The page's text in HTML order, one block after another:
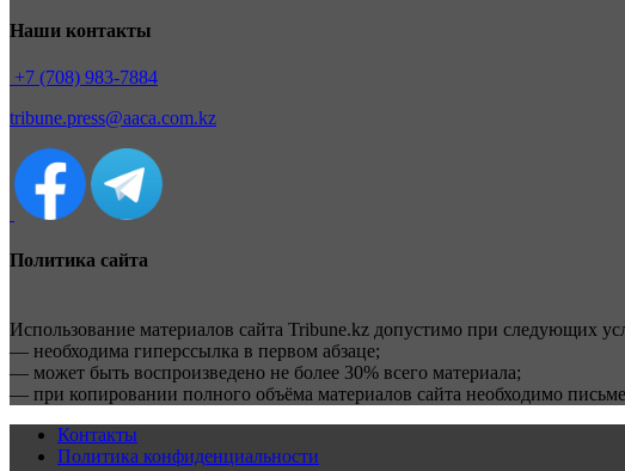
Наши контакты
+7 (708) 983-7884
tribune.press@aaca.com.kz
Политика сайта
Использование материалов сайта Tribune.kz допустимо при следующих
— необходима гиперссылка в первом абзаце;
— может быть воспроизведено не более 30% всего материала;
— при копировании полного объёма материалов сайта необходимо
Контакты
Политика конфиденциальности